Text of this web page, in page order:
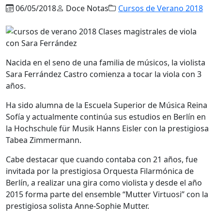
06/05/2018 Doce Notas Cursos de Verano 2018
Nacida en el seno de una familia de músicos, la violista
Sara Ferrández Castro comienza a tocar la viola con 3
años.
Ha sido alumna de la Escuela Superior de Música Reina
Sofía y actualmente continúa sus estudios en Berlín en
la Hochschule für Musik Hanns Eisler con la prestigiosa
Tabea Zimmermann.
Cabe destacar que cuando contaba con 21 años, fue
invitada por la prestigiosa Orquesta Filarmónica de
Berlín, a realizar una gira como violista y desde el año
2015 forma parte del ensemble “Mutter Virtuosi” con la
prestigiosa solista Anne-Sophie Mutter.